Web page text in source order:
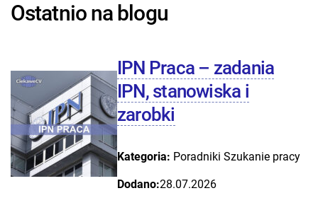
Ostatnio na blogu
IPN Praca – zadania
IPN, stanowiska i
zarobki
Kategoria: Poradniki Szukanie pracy
Dodano:28.07.2026